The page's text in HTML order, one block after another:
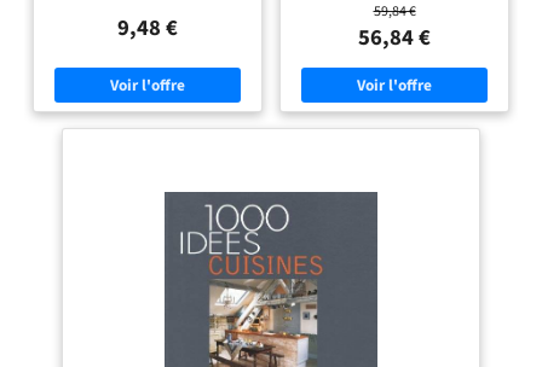
9,48 €
étagères ouvertes pour un
placement pratique de vos articles.
La plaque frontale est équipée de 2
crochets amovibles permettant
d'accrocher des serviettes, etc.,
lorsque nécessaire. La partie
inférieure dispose de 2 tiroirs de
toilette, du papier hygiénique et
inférieur du meuble de salle de
roulettes, permettant un retrait
fluide et sans effort. Il offre un accès
pratique aux articles sans occuper
d’espace latéral, idéal pour le
59,84 €
56,84 €